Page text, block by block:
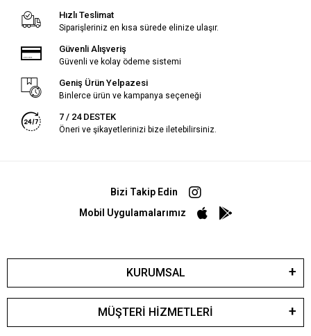
Hızlı Teslimat
Siparişleriniz en kısa sürede elinize ulaşır.
Güvenli Alışveriş
Güvenli ve kolay ödeme sistemi
Geniş Ürün Yelpazesi
Binlerce ürün ve kampanya seçeneği
7 / 24 DESTEK
Öneri ve şikayetlerinizi bize iletebilirsiniz.
Bizi Takip Edin
Mobil Uygulamalarımız
KURUMSAL
MÜŞTERİ HİZMETLERİ